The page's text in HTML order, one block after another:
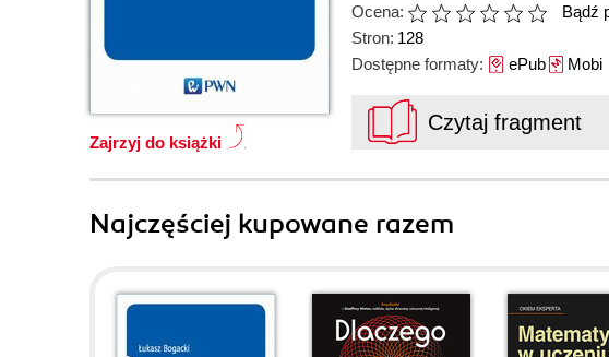
Zajrzyj do książki
Ocena:
Bądź
Stron: 128
Dostępne formaty: ePubMobi
Czytaj fragment
Najczęściej kupowane razem